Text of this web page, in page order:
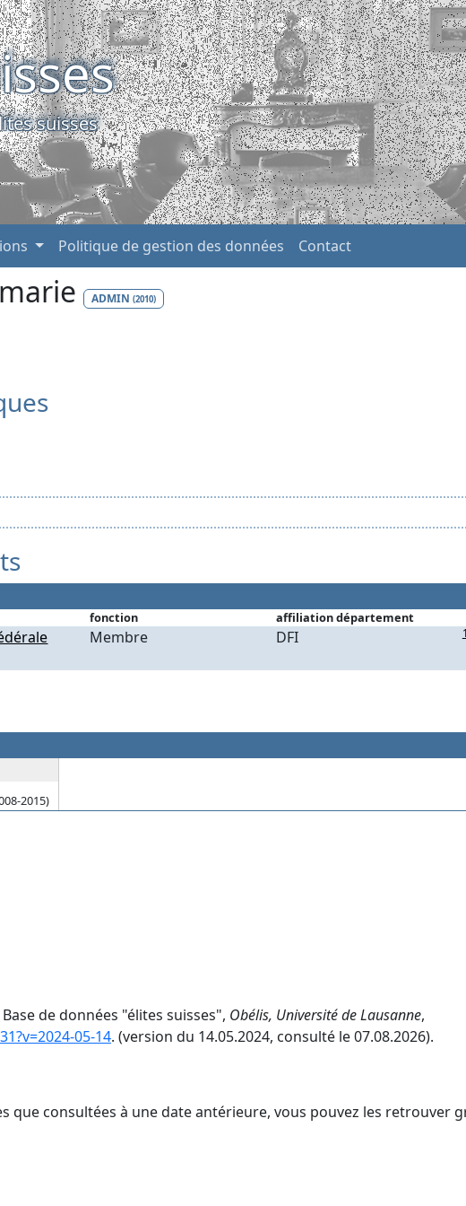
suisses
Politique de gestion des données Contact
ADMIN (2010)
fonction affiliation département
Membre DFI
2015)
de données "élites suisses", Obélis, Université de Lausanne,
05-14. (version du 14.05.2024, consulté le 07.08.2026).
que consultées à une date antérieure, vous pouvez les retrouver